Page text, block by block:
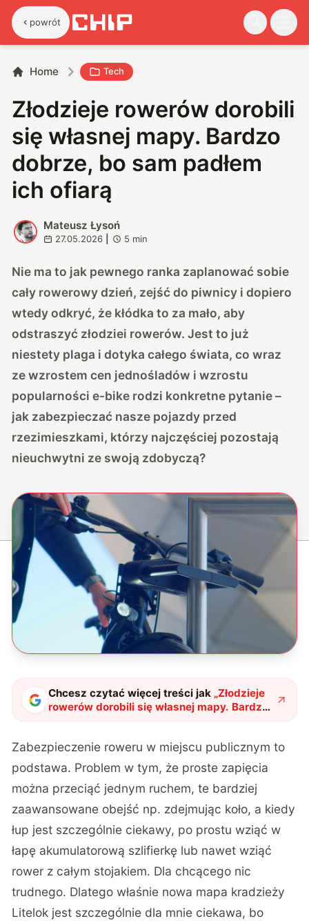
powrót
Home Tech
Złodzieje rowerów dorobili
się własnej mapy. Bardzo
dobrze, bo sam padłem
ich ofiarą
M
Mateusz Łysoń
27.05.2026 5 min
Nie ma to jak pewnego ranka zaplanować sobie
cały rowerowy dzień, zejść do piwnicy i dopiero
wtedy odkryć, że kłódka to za mało, aby
odstraszyć złodziei rowerów. Jest to już
niestety plaga i dotyka całego świata, co wraz
ze wzrostem cen jednośladów i wzrostu
popularności e-bike rodzi konkretne pytanie –
jak zabezpieczać nasze pojazdy przed
rzezimieszkami, którzy najczęściej pozostają
nieuchwytni ze swoją zdobyczą?
Chcesz czytać więcej treści jak „Złodzieje
rowerów dorobili się własnej mapy. Bardzo
dobrze, bo sam padłem ich ofiarą"?
Zabezpieczenie roweru w miejscu publicznym to
podstawa. Problem w tym, że proste zapięcia
można przeciąć jednym ruchem, te bardziej
zaawansowane obejść np. zdejmując koło, a kiedy
łup jest szczególnie ciekawy, po prostu wziąć w
łapę akumulatorową szlifierkę lub nawet wziąć
rower z całym stojakiem. Dla chcącego nic
trudnego. Dlatego właśnie nowa mapa kradzieży
Litelok jest szczególnie dla mnie ciekawa, bo